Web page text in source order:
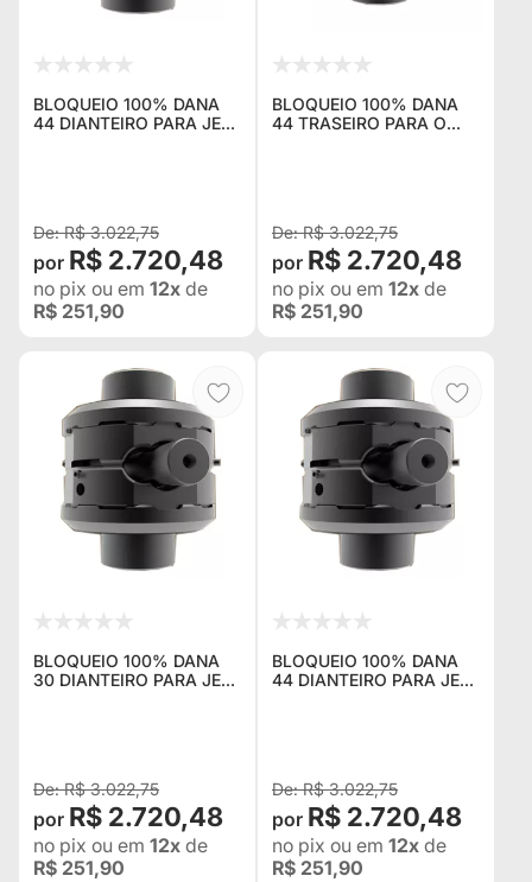
BLOQUEIO 100% DANA
44 DIANTEIRO PARA JEEP
R$ 3.022,75
R$ 2.720,48
no pix ou em 12x de
R$ 251,90
BLOQUEIO 100% DANA
44 TRASEIRO PARA O
R$ 3.022,75
R$ 2.720,48
no pix ou em 12x de
R$ 251,90
BLOQUEIO 100% DANA
30 DIANTEIRO PARA JEEP
R$ 3.022,75
R$ 2.720,48
no pix ou em 12x de
R$ 251,90
BLOQUEIO 100% DANA
44 DIANTEIRO PARA JEEP
R$ 3.022,75
R$ 2.720,48
no pix ou em 12x de
R$ 251,90